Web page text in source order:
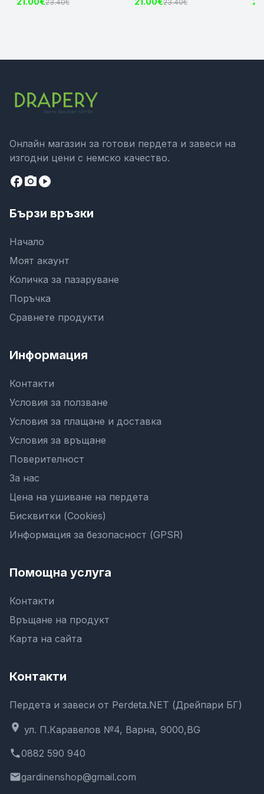
цвят Крем, 175х140 и
23.40€
цвят Сив, 175х140 и
23.40€
Онлайн магазин за готови пердета и завеси на
изгодни цени с немско качество.
facebookcamera_altplay_circle
Бързи връзки
Начало
Моят акаунт
Количка за пазаруване
Поръчка
Сравнете продукти
Информация
Контакти
Условия за ползване
Условия за плащане и доставка
Условия за връщане
Поверителност
За нас
Цена на ушиване на пердета
Бисквитки (Cookies)
Информация за безопасност (GPSR)
Помощна услуга
Контакти
Връщане на продукт
Карта на сайта
Контакти
Пердета и завеси от Perdeta.NET (Дрейпари БГ)
location_on ул. П.Каравелов №4, Варна, 9000,BG
phone0882 590 940
emailgardinenshop@gmail.com